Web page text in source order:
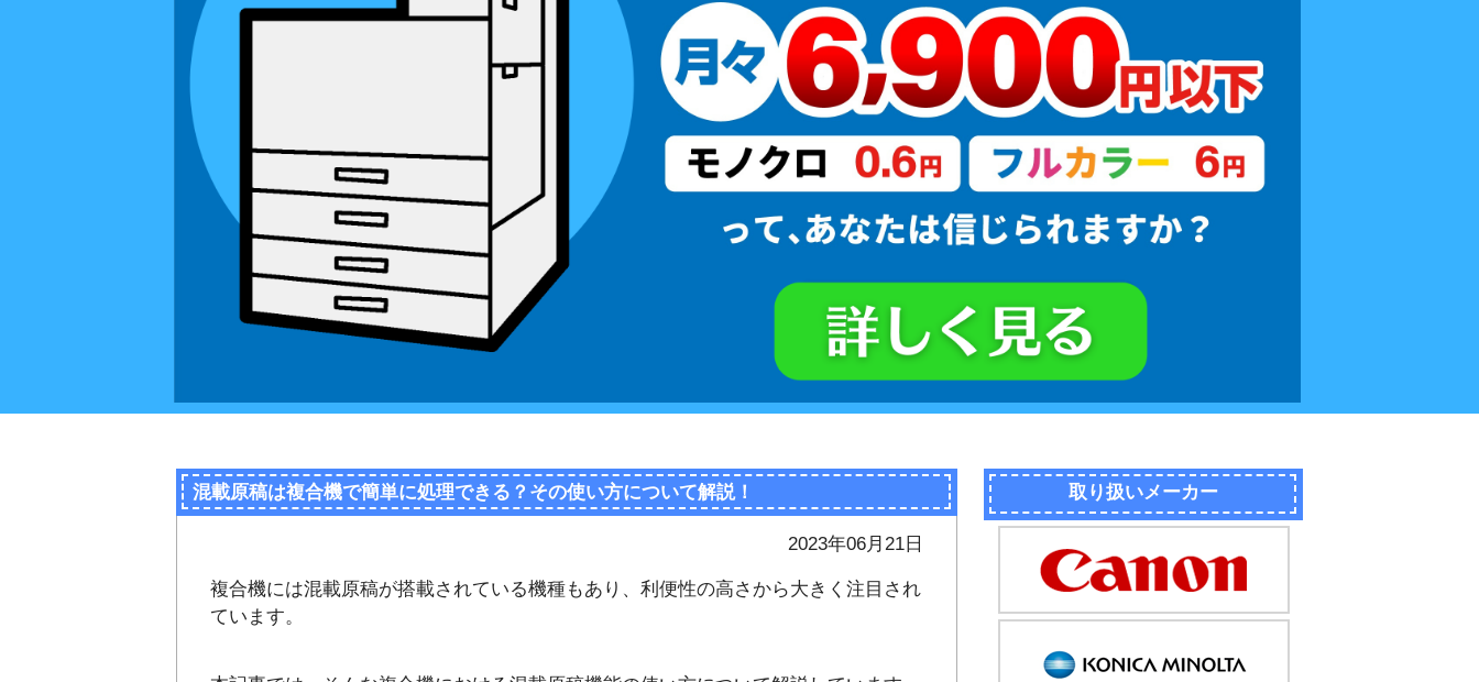
混載原稿は複合機で簡単に処理できる？その使い方について解説！
2023年06月21日
複合機には混載原稿が搭載されている機種もあり、利便性の高さから大きく注目され
ています。
取り扱いメーカー